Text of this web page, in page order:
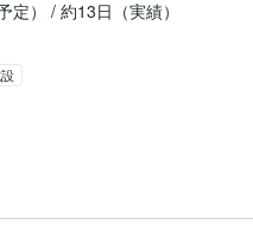
定） / 約13日（実績）